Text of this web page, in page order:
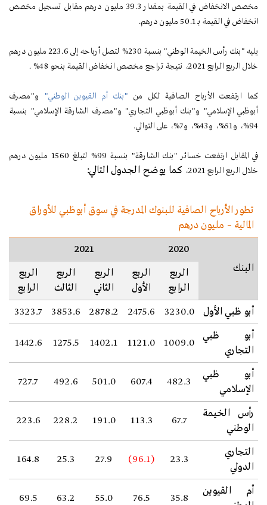
مخصص الانخفاض في القيمة بمقدار 39.3 مليون درهم مقابل تسجيل مخصص
انخفاض في القيمة بـ 50.1 مليون درهم.
يليه "بنك رأس الخيمة الوطني" بنسبة 230% لتصل أرباحه إلى 223.6 مليون درهم
خلال الربع الرابع 2021، نتيجة تراجع مخصص انخفاض القيمة بنحو 48% .
كما ارتفعت الأرباح الصافية لكل من "بنك أم القيوين الوطني"
و"مصرف
أبوظبي الإسلامي" و"بنك أبوظبي التجاري" و"مصرف الشارقة الإسلامي" بنسبة
94%، و51%، و43%، و7%، على التوالي.
في المقابل ارتفعت خسائر "بنك الشارقة" بنسبة 99% لتبلغ 1560 مليون درهم
خلال الربع الرابع 2021،
كما يوضح الجدول التالي:
تطور الأرباح الصافية للبنوك المدرجة في سوق أبوظبي للأوراق
المالية – مليون درهم
البنك
2020
2021
الربع
الرابع
الربع
الأول
الربع
الثاني
الربع
الثالث
الربع
الرابع
أبو ظبي الأول
3230.0
2475.6
2878.2
3853.6
3323.7
أبو ظبي
التجاري
1009.0
1121.0
1402.1
1275.5
1442.6
أبو ظبي
الإسلامي
482.3
607.4
501.0
492.6
727.7
رأس الخيمة
الوطني
67.7
113.3
191.0
228.2
223.6
التجاري
الدولي
23.3
(96.1)
27.9
25.3
164.8
أم القيوين
35.8
76.5
55.0
63.2
69.5